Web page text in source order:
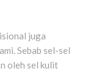
juga
Sebab sel-sel
oleh sel kulit